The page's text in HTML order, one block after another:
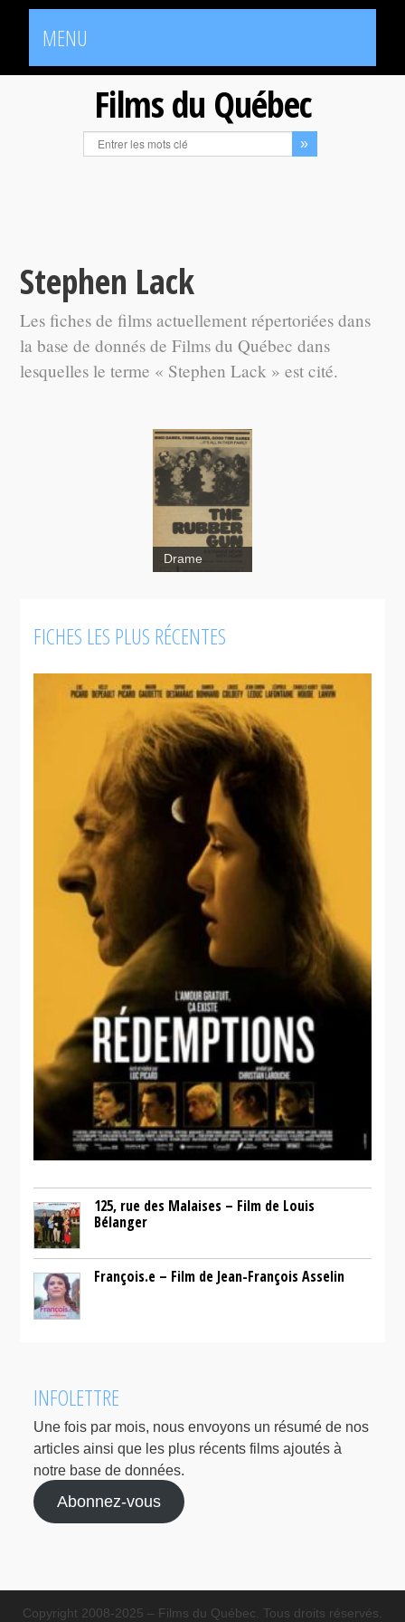
MENU
Films du Québec
Stephen Lack
Les fiches de films actuellement répertoriées dans
la base de donnés de Films du Québec dans
lesquelles le terme « Stephen Lack » est cité.
Drame
FICHES LES PLUS RÉCENTES
125, rue des Malaises – Film de Louis
Bélanger
François.e – Film de Jean-François Asselin
INFOLETTRE
Une fois par mois, nous envoyons un résumé de nos
articles ainsi que les plus récents films ajoutés à
notre base de données.
Abonnez-vous
Copyright 2008-2025 – Films du Québec. Tous droits réservés.